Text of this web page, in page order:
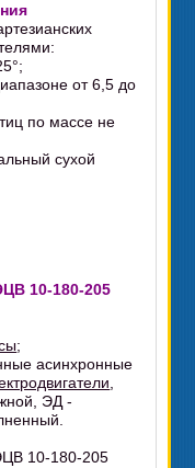
от 6,5 до
по массе не
сухой
10-180-205
;
асинхронные
ЭД -
10-180-205